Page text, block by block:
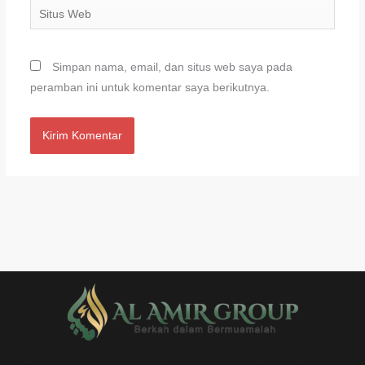
Situs
Web
Simpan nama, email, dan situs web saya pada
peramban ini untuk komentar saya berikutnya.